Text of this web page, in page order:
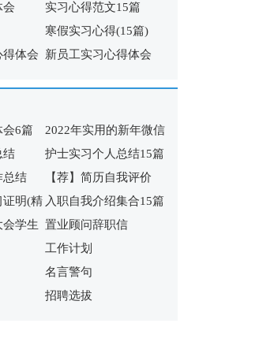
(5篇)
会
实习心得范文15篇
寒假实习心得(15篇)
得体会
新员工实习心得体会
会6篇
2022年实用的新年微信
祝福语65句
结
护士实习个人总结15篇
总结
【荐】简历自我评价
证明(精 入职自我介绍集合15篇
会学生 置业顾问辞职信
工作计划
名言警句
招聘选拔